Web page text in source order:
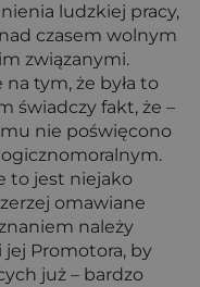
ludzkiej pracy,
czasem wolnym
związanymi.
tym, że była to
świadczy fakt, że –
nie poświęcono
to jest niejako
omawiane
należy
Promotora, by
już – bardzo